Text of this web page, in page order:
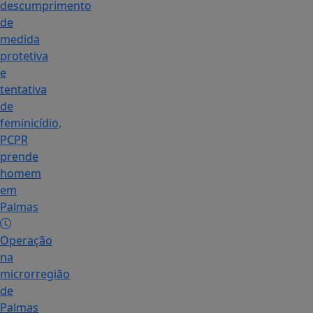
descumprimento
de
medida
protetiva
e
tentativa
de
feminicídio,
PCPR
prende
homem
em
Palmas
Operação
na
microrregião
de
Palmas